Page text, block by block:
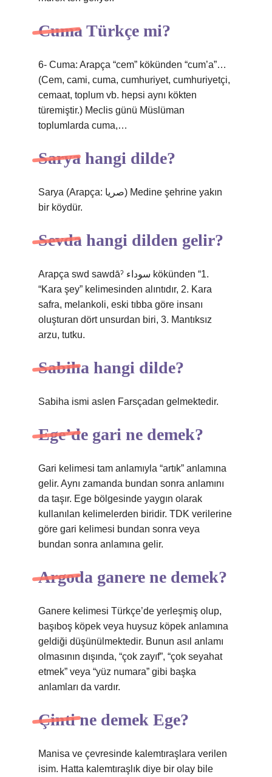
Cuma Türkçe mi?
6- Cuma: Arapça “cem” kökünden “cum’a”…
(Cem, cami, cuma, cumhuriyet, cumhuriyetçi,
cemaat, toplum vb. hepsi aynı kökten
türemiştir.) Meclis günü Müslüman
toplumlarda cuma,…
Sarya hangi dilde?
Sarya (Arapça: صریا) Medine şehrine yakın
bir köydür.
Sevda hangi dilden gelir?
Arapça swd sawdāˀ سوداء kökünden “1.
“Kara şey” kelimesinden alıntıdır, 2. Kara
safra, melankoli, eski tıbba göre insanı
oluşturan dört unsurdan biri, 3. Mantıksız
arzu, tutku.
Sabiha hangi dilde?
Sabiha ismi aslen Farsçadan gelmektedir.
Ege’de gari ne demek?
Gari kelimesi tam anlamıyla “artık” anlamına
gelir. Aynı zamanda bundan sonra anlamını
da taşır. Ege bölgesinde yaygın olarak
kullanılan kelimelerden biridir. TDK verilerine
göre gari kelimesi bundan sonra veya
bundan sonra anlamına gelir.
Argoda ganere ne demek?
Ganere kelimesi Türkçe’de yerleşmiş olup,
başıboş köpek veya huysuz köpek anlamına
geldiği düşünülmektedir. Bunun asıl anlamı
olmasının dışında, “çok zayıf”, “çok seyahat
etmek” veya “yüz numara” gibi başka
anlamları da vardır.
Çinti ne demek Ege?
Manisa ve çevresinde kalemtıraşlara verilen
isim. Hatta kalemtıraşlık diye bir olay bile